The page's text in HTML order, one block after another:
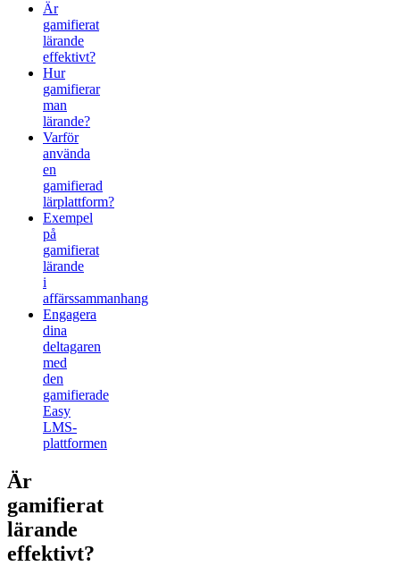
Är
gamifierat
lärande
effektivt?
Hur
gamifierar
man
lärande?
Varför
använda
en
gamifierad
lärplattform?
Exempel
på
gamifierat
lärande
i
affärssammanhang
Engagera
dina
deltagaren
med
den
gamifierade
Easy
LMS-
plattformen
Är
gamifierat
lärande
effektivt?